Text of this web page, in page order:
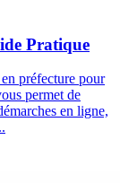
Pratique
préfecture pour
permet de
en ligne,